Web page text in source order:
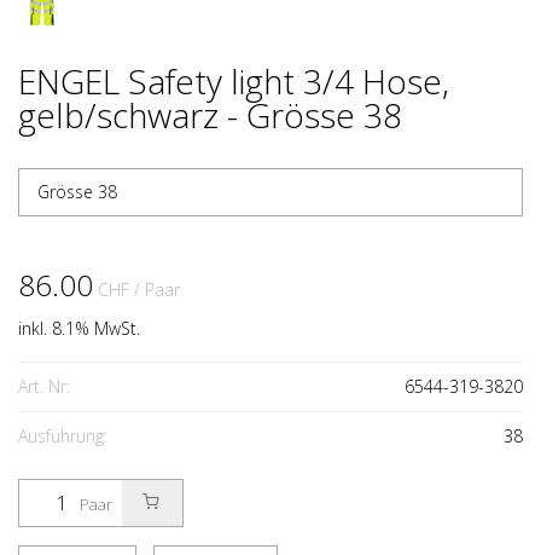
ENGEL Safety light 3/4 Hose,
gelb/schwarz - Grösse 38
Grösse 38
86.00 CHF / Paar
inkl. 8.1% MwSt.
Art. Nr: 6544-319-3820
Ausführung: 38
Paar